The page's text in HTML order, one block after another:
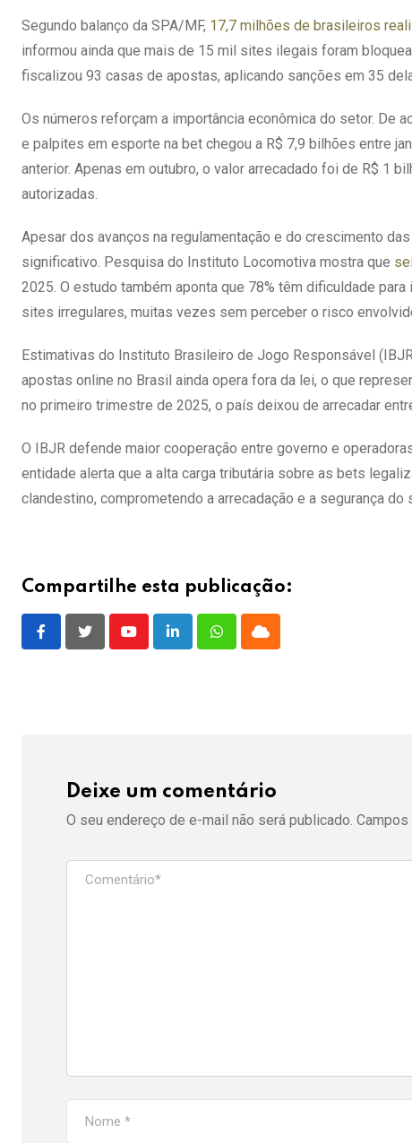
Segundo balanço da SPA/MF, 17,7 milhões de brasileiros
informou ainda que mais de 15 mil sites ilegais foram
fiscalizou 93 casas de apostas, aplicando sanções em 35
Os números reforçam a importância econômica do setor. De
e palpites em esporte na bet chegou a R$ 7,9 bilhões entre
anterior. Apenas em outubro, o valor arrecadado foi de R$ 1
autorizadas.
Apesar dos avanços na regulamentação e do crescimento
significativo. Pesquisa do Instituto Locomotiva mostra que
2025. O estudo também aponta que 78% têm dificuldade
sites irregulares, muitas vezes sem perceber o risco
Estimativas do Instituto Brasileiro de Jogo Responsável
apostas online no Brasil ainda opera fora da lei, o que
no primeiro trimestre de 2025, o país deixou de arrecadar
O IBJR defende maior cooperação entre governo e
entidade alerta que a alta carga tributária sobre as bets
clandestino, comprometendo a arrecadação e a segurança do
Compartilhe esta publicação:
YoutubeLinkedInWhatsappCloud
Deixe um comentário
O seu endereço de e-mail não será publicado.